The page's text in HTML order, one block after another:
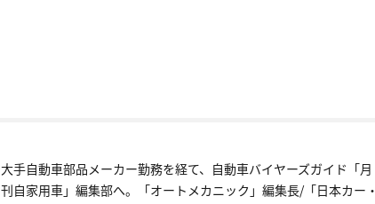
大手自動車部品メーカー勤務を経て、自動車バイヤーズガイド「月
刊自家用車」編集部へ。「オートメカニック」編集長/「日本カー・